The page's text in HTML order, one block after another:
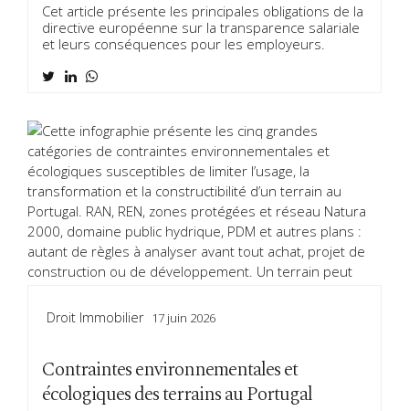
Cet article présente les principales obligations de la
directive européenne sur la transparence salariale
et leurs conséquences pour les employeurs.
Droit Immobilier 17 juin 2026
Contraintes environnementales et
écologiques des terrains au Portugal